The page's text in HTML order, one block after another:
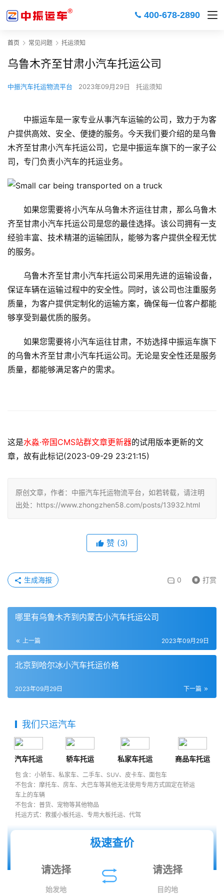
400-678-2890
首页 常见问题 托运须知
乌鲁木齐至甘肃小汽车托运公司
中振汽车托运物流平台 2023年09月29日 托运须知
中振运车是一家专业从事汽车运输的公司，致力于为客
户提供高效、安全、便捷的服务。今天我们要介绍的是乌鲁
木齐至甘肃小汽车托运公司，它是中振运车旗下的一家子公
司，专门负责小汽车的托运业务。
如果您需要将小汽车从乌鲁木齐运往甘肃，那么乌鲁木
齐至甘肃小汽车托运公司是您的最佳选择。该公司拥有一支
经验丰富、技术精湛的运输团队，能够为客户提供全程无忧
的服务。
乌鲁木齐至甘肃小汽车托运公司采用先进的运输设备，
保证车辆在运输过程中的安全性。同时，该公司也注重服务
质量，为客户提供定制化的运输方案，确保每一位客户都能
够享受到最优质的服务。
如果您需要将小汽车运往甘肃，不妨选择中振运车旗下
的乌鲁木齐至甘肃小汽车托运公司。无论是安全性还是服务
质量，都能够满足客户的需求。
这是水淼·帝国CMS站群文章更新器的试用版本更新的文
章，故有此标记(2023-09-29 23:21:15)
原创文章，作者：中振汽车托运物流平台，如若转载，请注明
出处：https://www.zhongzhen58.com/posts/13932.html
赞 (3)
0 打赏
生成海报
哪里有乌鲁木齐到内蒙古小汽车托运公司
上一篇 2023年09月29日
北京到哈尔冰小汽车托运价格
下一篇
2023年09月29日
我们只运汽车
汽车托运 轿车托运 私家车托运 商品车托运
包 含：小轿车、私家车、二手车、SUV、皮卡车、面包车
不包含：摩托车、房车、大巴车等其他无法使用专用方式固定在轿运
车上的车辆
不包含：普货、宠物等其他物品
托运方式：救援小板托运、专用大板托运、代驾
极速查价
始发地 目的地